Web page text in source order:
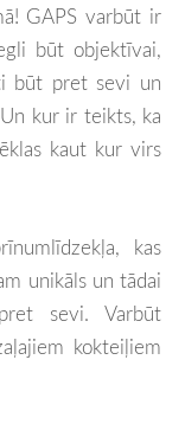
GAPS varbūt ir
būt objektīvai,
būt pret sevi un
kur ir teikts, ka
kaut kur virs
kas
unikāls un tādai
sevi. Varbūt
kokteiļiem